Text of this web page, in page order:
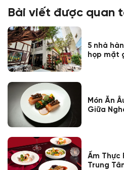
Bài viết được quan
5 nhà
họp mặt
Món Ăn
Giữa
Ẩm Thực
Trung